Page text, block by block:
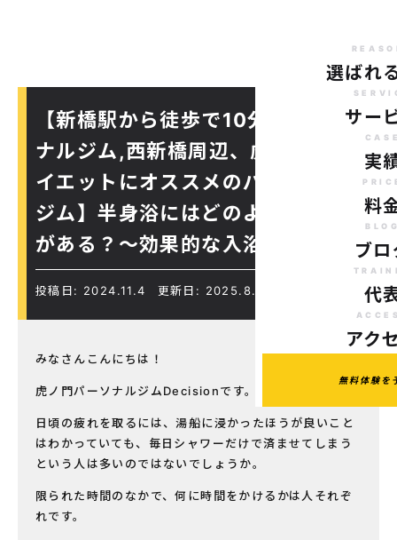
選ばれ
サー
実
料
ブロ
代
アク
無料体験を
【新橋駅から徒歩で10分のパーソ
ナルジム,西新橋周辺、虎ノ門駅ダ
イエットにオススメのパーソナル
ジム】半身浴にはどのような効果
がある？〜効果的な入浴方法〜
投稿日: 2024.11.4 更新日: 2025.8.18
みなさんこんにちは！
虎ノ門パーソナルジムDecisionです。
日頃の疲れを取るには、湯船に浸かったほうが良いこと
はわかっていても、毎日シャワーだけで済ませてしまう
という人は多いのではないでしょうか。
限られた時間のなかで、何に時間をかけるかは人それぞ
れです。